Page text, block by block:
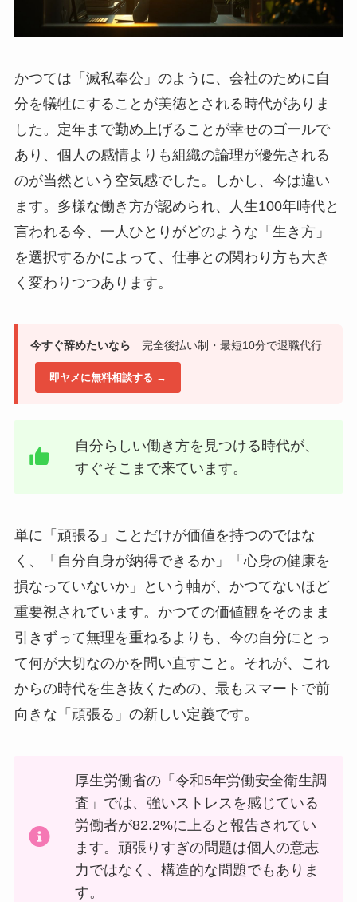
かつては「滅私奉公」のように、会社のために自
分を犠牲にすることが美徳とされる時代がありま
した。定年まで勤め上げることが幸せのゴールで
あり、個人の感情よりも組織の論理が優先される
のが当然という空気感でした。しかし、今は違い
ます。多様な働き方が認められ、人生100年時代と
言われる今、一人ひとりがどのような「生き方」
を選択するかによって、仕事との関わり方も大き
く変わりつつあります。
今すぐ辞めたいなら 完全後払い制・最短10分で退職代行
即ヤメに無料相談する →
自分らしい働き方を見つける時代が、
すぐそこまで来ています。
単に「頑張る」ことだけが価値を持つのではな
く、「自分自身が納得できるか」「心身の健康を
損なっていないか」という軸が、かつてないほど
重要視されています。かつての価値観をそのまま
引きずって無理を重ねるよりも、今の自分にとっ
て何が大切なのかを問い直すこと。それが、これ
からの時代を生き抜くための、最もスマートで前
向きな「頑張る」の新しい定義です。
厚生労働省の「令和5年労働安全衛生調
査」では、強いストレスを感じている
労働者が82.2%に上ると報告されてい
ます。頑張りすぎの問題は個人の意志
力ではなく、構造的な問題でもありま
す。